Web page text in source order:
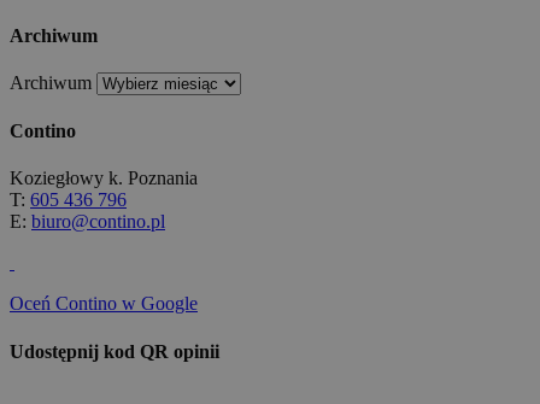
Archiwum
Archiwum
Contino
Koziegłowy k. Poznania
T: 605 436 796
E: biuro@contino.pl
Oceń Contino w Google
Udostępnij kod QR opinii